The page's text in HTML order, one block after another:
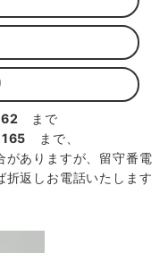
まで
まで、
がありますが、留守番電
折返しお電話いたします